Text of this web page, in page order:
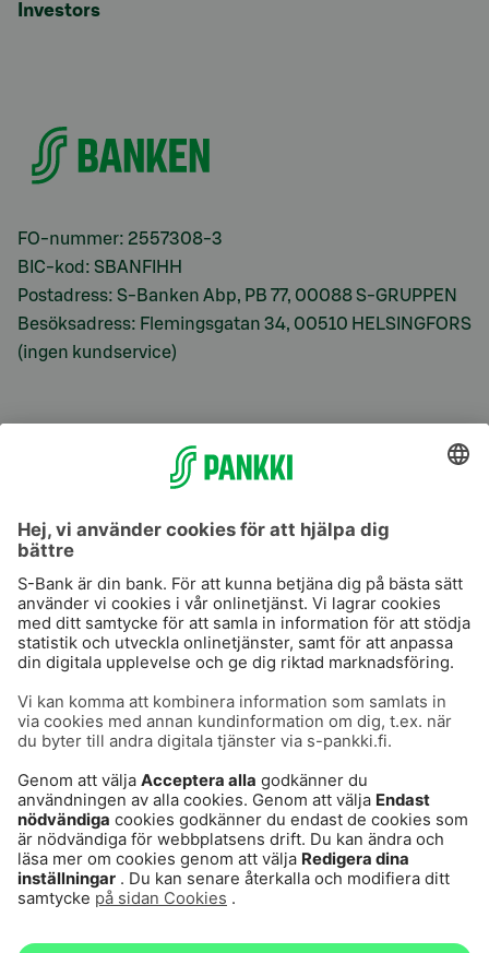
Investors
FO-nummer: 2557308-3
BIC-kod: SBANFIHH
Postadress: S-Banken Abp, PB 77, 00088 S-GRUPPEN
Besöksadress: Flemingsgatan 34, 00510 HELSINGFORS
(ingen kundservice)
S-Prime
Användarvillkor
Dataskydd
Cookies
Tillgänglighetsutlåtande